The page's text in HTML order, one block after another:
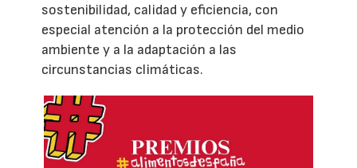
sostenibilidad, calidad y eficiencia, con
especial atención a la protección del medio
ambiente y a la adaptación a las
circunstancias climáticas.